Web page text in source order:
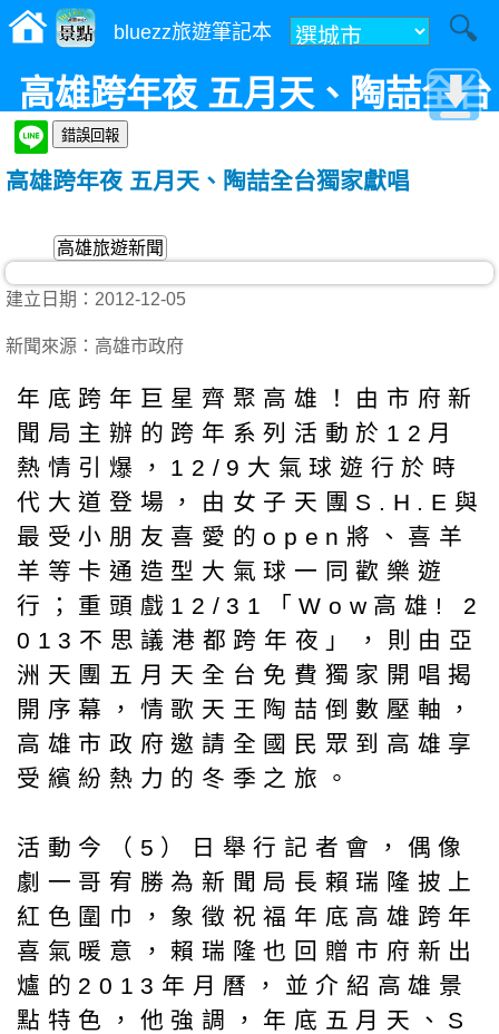
bluezz旅遊筆記本
高雄跨年夜 五月天、陶喆全台
高雄跨年夜 五月天、陶喆全台獨家獻唱
高雄旅遊新聞
建立日期：2012-12-05
新聞來源：高雄市政府
年底跨年巨星齊聚高雄！由市府新
聞局主辦的跨年系列活動於12月
熱情引爆，12/9大氣球遊行於時
代大道登場，由女子天團S.H.E與
最受小朋友喜愛的open將、喜羊
羊等卡通造型大氣球一同歡樂遊
行；重頭戲12/31「Wow高雄! 2
013不思議港都跨年夜」，則由亞
洲天團五月天全台免費獨家開唱揭
開序幕，情歌天王陶喆倒數壓軸，
高雄市政府邀請全國民眾到高雄享
受繽紛熱力的冬季之旅。
活動今（5）日舉行記者會，偶像
劇一哥宥勝為新聞局長賴瑞隆披上
紅色圍巾，象徵祝福年底高雄跨年
喜氣暖意，賴瑞隆也回贈市府新出
爐的2013年月曆，並介紹高雄景
點特色，他強調，年底五月天、S